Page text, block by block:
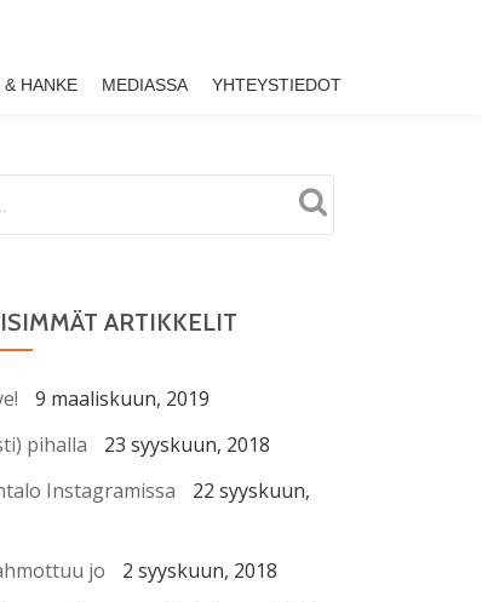
& HANKE MEDIASSA YHTEYSTIEDOT
ARTIKKELIT
9 maaliskuun, 2019
pihalla
23 syyskuun, 2018
Instagramissa
22 syyskuun,
jo
2 syyskuun, 2018